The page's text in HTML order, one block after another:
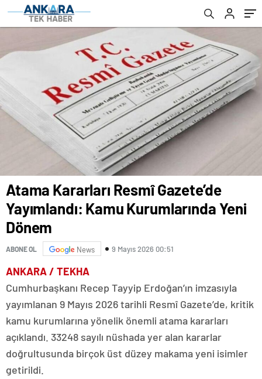
Atama Kararları Resmî Gazete’de
Yayımlandı: Kamu Kurumlarında Yeni
Dönem
ABONE OL News 9 Mayıs 2026 00:51
ANKARA / TEKHA
Cumhurbaşkanı Recep Tayyip Erdoğan’ın imzasıyla
yayımlanan 9 Mayıs 2026 tarihli Resmî Gazete’de, kritik
kamu kurumlarına yönelik önemli atama kararları
açıklandı. 33248 sayılı nüshada yer alan kararlar
doğrultusunda birçok üst düzey makama yeni isimler
getirildi.